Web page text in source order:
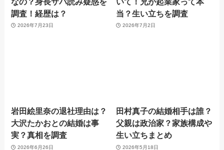
調査！経歴は？
2026年7月23日
当？生い立ちを調査
2026年7月2日
岩田絵里奈の退社理由は？
大沢たかおとの結婚は事
実？真相を調査
2026年6月26日
田村真子の結婚相手は誰？
父親は政治家？家族構成や
生い立ちまとめ
2026年5月18日